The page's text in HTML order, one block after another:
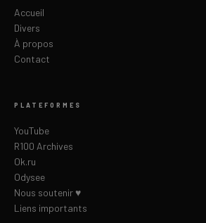
Accueil
Divers
À propos
Contact
PLATEFORMES
YouTube
R100 Archives
Ok.ru
Odysee
Nous soutenir ♥
Liens importants